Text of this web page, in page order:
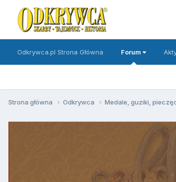
Odkrywca.pl Strona Główna Forum
Strona główna Odkrywca Medale, guziki,